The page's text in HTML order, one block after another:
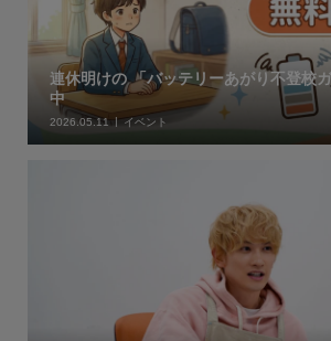
連休明けの 「バッテリーあがり不登校
中
2026.05.11 イベント